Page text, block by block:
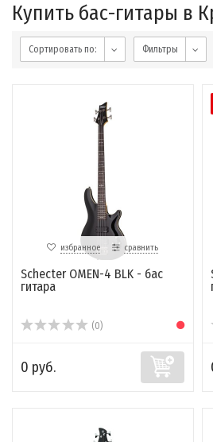
Купить бас-гитары в
Сортировать по: Фильтры
избранное сравнить
Schecter OMEN-4 BLK - бас
гитара
(0)
0 руб.